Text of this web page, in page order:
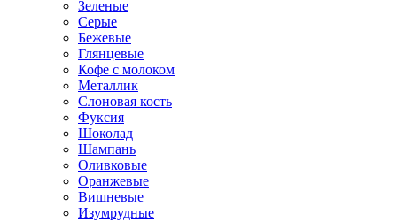
Зеленые
Серые
Бежевые
Глянцевые
Кофе с молоком
Металлик
Слоновая кость
Фуксия
Шоколад
Шампань
Оливковые
Оранжевые
Вишневые
Изумрудные